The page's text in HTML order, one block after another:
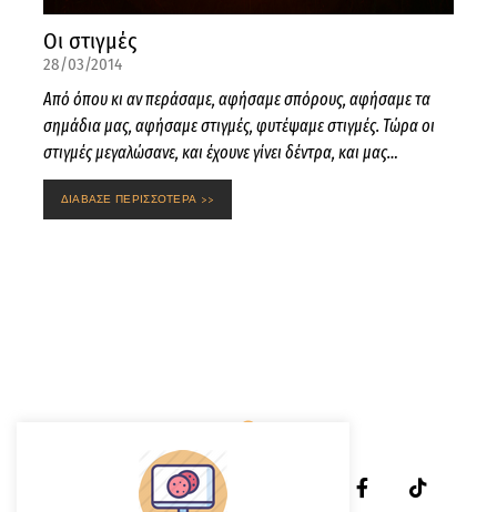
Οι στιγμές
28/03/2014
Από όπου κι αν περάσαμε, αφήσαμε σπόρους, αφήσαμε τα
σημάδια μας, αφήσαμε στιγμές, φυτέψαμε στιγμές. Τώρα οι
στιγμές μεγαλώσανε, και έχουνε γίνει δέντρα, και μας…
ΔΙΑΒΑΣΕ ΠΕΡΙΣΣΟΤΕΡΑ >>